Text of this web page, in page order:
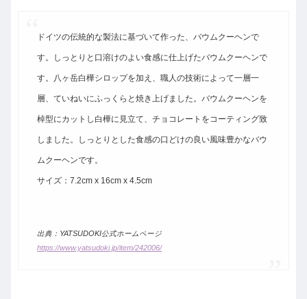
ドイツの伝統的な製法に基づいて作った、バウムクーヘンで
す。しっとりと口溶けのよい食感に仕上げたバウムクーヘンで
す。八ヶ岳白樺シロップを加え、職人の技術によって一層一
層、ていねいにふっくらと焼き上げました。バウムクーヘンを
棹型にカットし白樺に見立て、チョコレートをコーティング致
しました。しっとりとした食感の口どけの良い風味豊かなバウ
ムクーヘンです。
サイズ：7.2cm x 16cm x 4.5cm
出典：YATSUDOKI公式ホームページ
https://www.yatsudoki.jp/item/242006/